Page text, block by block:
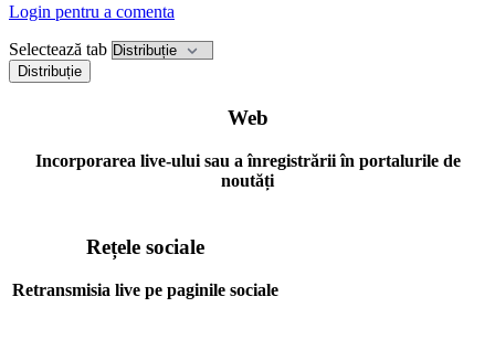
Login pentru a comenta
Selectează tab
Distribuție
Web
Incorporarea live-ului sau a înregistrării în portalurile de
noutăți
Rețele sociale
Retransmisia live pe paginile sociale